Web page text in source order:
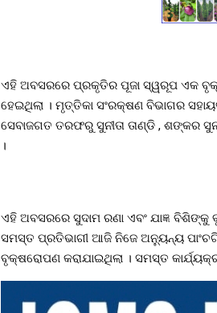
ଏହି ଅବସରରେ ପ୍ରକୃତିର ପୂଜା ସ୍ୱରୂପ ଏକ
ହେଇଥିଲା । ମୃତ୍ତିକା ସଂରକ୍ଷଣ ବିଭାଗର
ସେବାଜଗତ ତରଫରୁ ସୁନୀତା ତାଣ୍ଡି ,
।
ଏହି ଅବସରରେ ସୁଦାମ ରଣା ଏବଂ ଯାଜ୍ଞ
ସମସ୍ତ ପ୍ରତିଭାଗୀ ଆଜି ନିଜେ ଅନ୍ୟୁନ୍ୟ
ବୃକ୍ଷରୋପଣ କରାଯାଇଥିଲା । ସମସ୍ତ